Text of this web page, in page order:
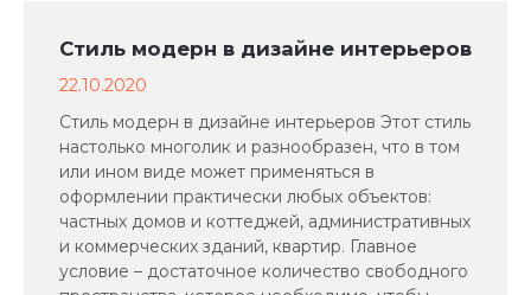
Стиль модерн в дизайне интерьеров
22.10.2020
Стиль модерн в дизайне интерьеров Этот стиль
настолько многолик и разнообразен, что в том
или ином виде может применяться в
оформлении практически любых объектов:
частных домов и коттеджей, административных
и коммерческих зданий, квартир. Главное
условие – достаточное количество свободного